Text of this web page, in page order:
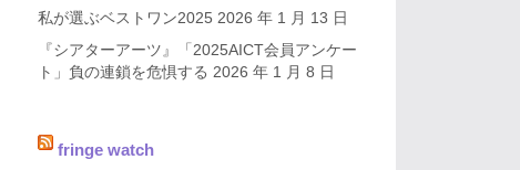
私が選ぶベストワン2025 2026 年 1 月 13 日
『シアターアーツ』「2025AICT会員アンケー
ト」負の連鎖を危惧する 2026 年 1 月 8 日
fringe watch